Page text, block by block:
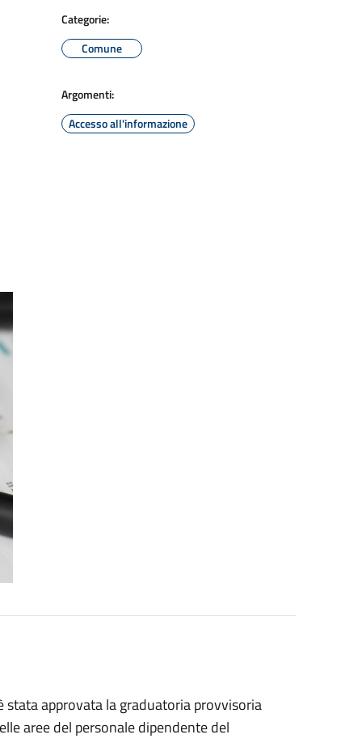
Categorie:
Comune
Argomenti:
Accesso all'informazione
approvata la graduatoria provvisoria
aree del personale dipendente del